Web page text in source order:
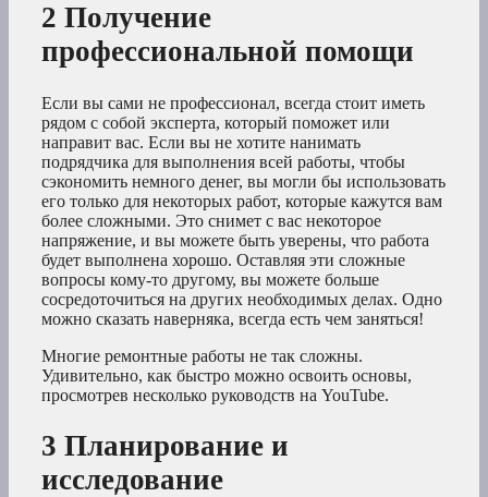
2 Получение
профессиональной помощи
Если вы сами не профессионал, всегда стоит иметь
рядом с собой эксперта, который поможет или
направит вас. Если вы не хотите нанимать
подрядчика для выполнения всей работы, чтобы
сэкономить немного денег, вы могли бы использовать
его только для некоторых работ, которые кажутся вам
более сложными. Это снимет с вас некоторое
напряжение, и вы можете быть уверены, что работа
будет выполнена хорошо. Оставляя эти сложные
вопросы кому-то другому, вы можете больше
сосредоточиться на других необходимых делах. Одно
можно сказать наверняка, всегда есть чем заняться!
Многие ремонтные работы не так сложны.
Удивительно, как быстро можно освоить основы,
просмотрев несколько руководств на YouTube.
3 Планирование и
исследование